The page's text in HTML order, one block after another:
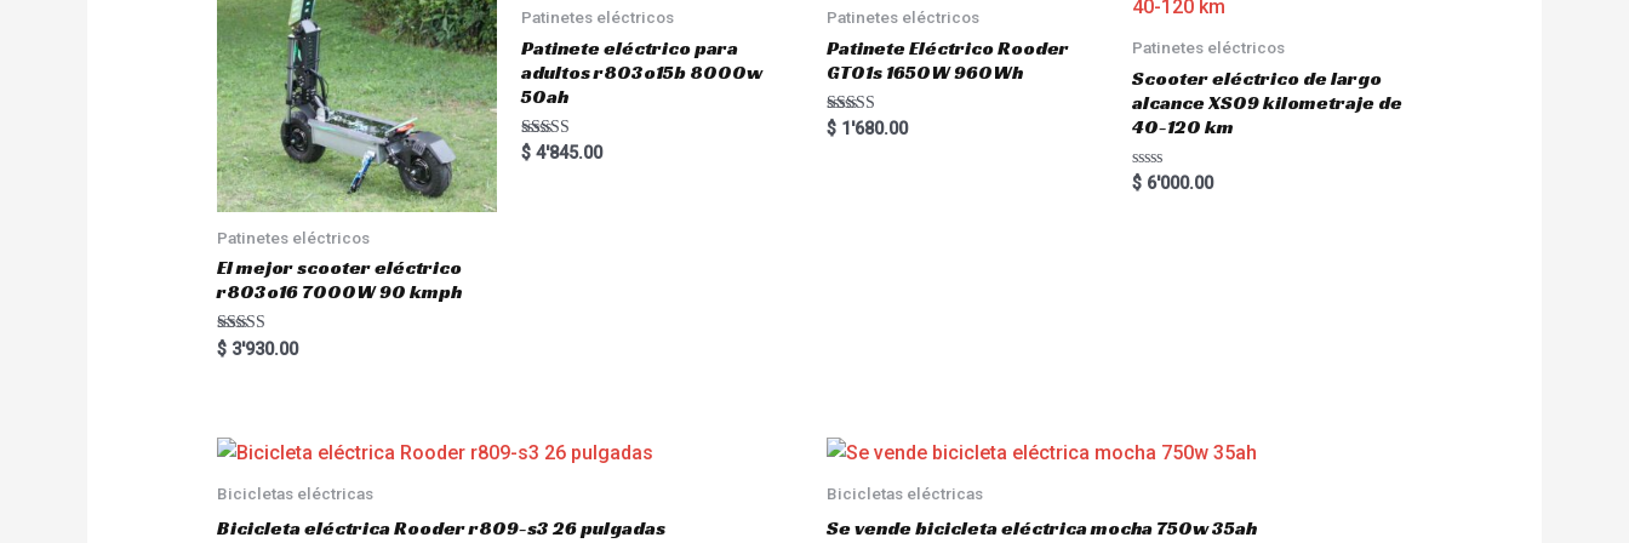
Patinetes eléctricos
El mejor scooter eléctrico
r803o16 7000W 90 kmph
Rated
5.00
$3'930.00
Patinetes eléctricos
Patinete eléctrico para
adultos r803o15b 8000w
50ah
Rated
5.00
$ 4'845.00
Patinetes eléctricos
Patinete Eléctrico Rooder
GT01s 1650W 960Wh
Rated
5.00
$ 1'680.00
Patinetes eléctricos
Scooter eléctrico de largo
alcance XS09 kilometraje de
40-120 km
R
a
$6'000.00
Bicicletas eléctricas
Bicicleta eléctrica Rooder r809-s3 26 pulgadas
Bicicletas eléctricas
Se vende bicicleta eléctrica mocha 750w 35ah